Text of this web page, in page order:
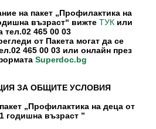
на пакет „Профилактика на
възраст“ вижте ТУК или
тел.02 465 00 03
от Пакета могат да се
465 00 03 или онлайн през
Superdoc. bg
ЗА ОБЩИТЕ УСЛОВИЯ
„Профилактика на деца от
годишна възраст”